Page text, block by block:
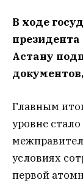
В ходе
Астану
Главным
уровне
условиях
первой